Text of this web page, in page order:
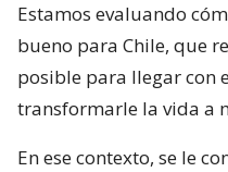
Estamos evaluando
bueno para Chile, que
posible para llegar con
transformarle la vida a
En ese contexto, se le